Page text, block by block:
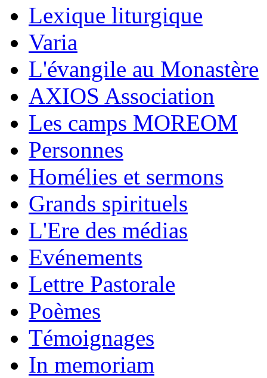
Lexique liturgique
Varia
L'évangile au Monastère
AXIOS Association
Les camps MOREOM
Personnes
Homélies et sermons
Grands spirituels
L'Ere des médias
Evénements
Lettre Pastorale
Poèmes
Témoignages
In memoriam